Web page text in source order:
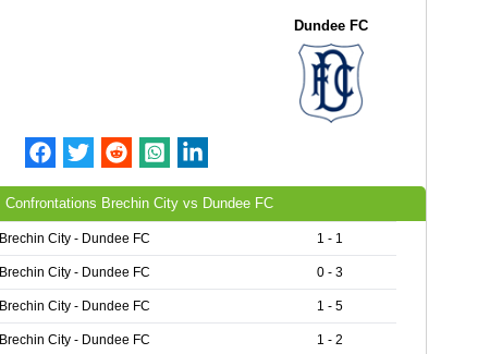
Dundee FC
Confrontations Brechin City vs Dundee FC
Brechin City - Dundee FC 1 - 1
Brechin City - Dundee FC 0 - 3
Brechin City - Dundee FC 1 - 5
Brechin City - Dundee FC 1 - 2